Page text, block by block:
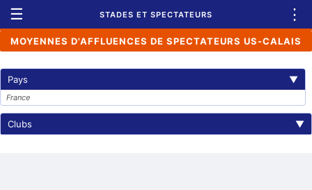
☰ STADES ET SPECTATEURS ⋮
MOYENNES D'AFFLUENCES DE SPECTATEURS US-CALAIS
Pays ▼
France
Clubs ▼